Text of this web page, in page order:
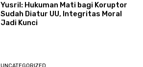
Yusril: Hukuman Mati bagi Koruptor
Sudah Diatur UU, Integritas Moral
Jadi Kunci